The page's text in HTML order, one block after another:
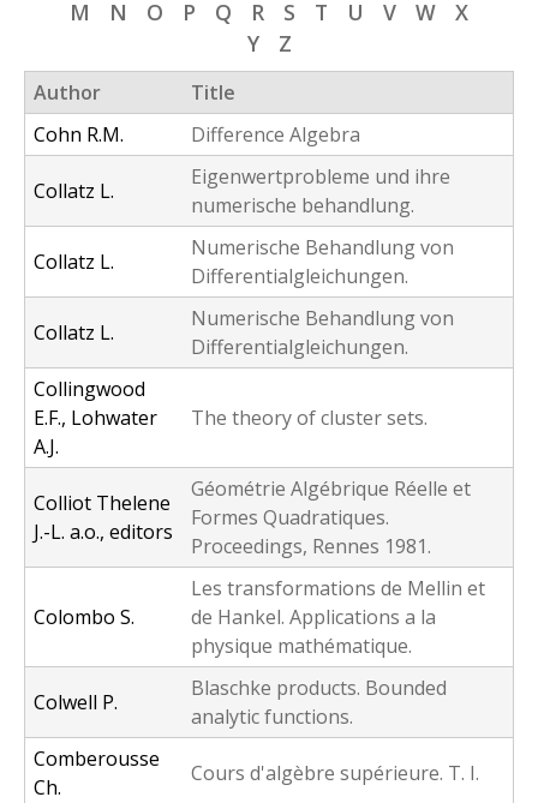
o
r
m
M
N O P Q R S T U V W
X
Y
Z
Author
Title
Cohn R.M.
Difference Algebra
Collatz L.
Eigenwertprobleme und ihre
numerische behandlung.
Collatz L.
Numerische Behandlung von
Differentialgleichungen.
Collatz L.
Numerische Behandlung von
Differentialgleichungen.
Collingwood
E.F., Lohwater
A.J.
The theory of cluster sets.
Colliot Thelene
J.-L. a.o., editors
Géométrie Algébrique Réelle et
Formes Quadratiques.
Proceedings, Rennes 1981.
Colombo S.
Les transformations de Mellin et
de Hankel. Applications a la
physique mathématique.
Colwell P.
Blaschke products. Bounded
analytic functions.
Comberousse
Ch.
Cours d'algèbre supérieure. T. I.